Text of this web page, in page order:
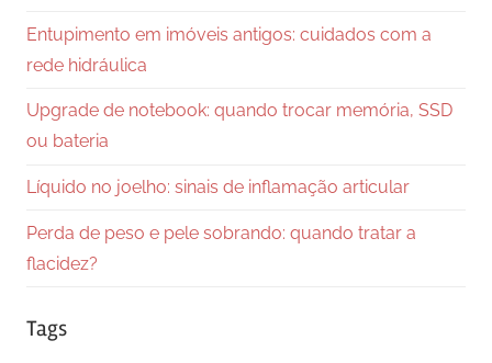
Entupimento em imóveis antigos: cuidados com a
rede hidráulica
Upgrade de notebook: quando trocar memória, SSD
ou bateria
Líquido no joelho: sinais de inflamação articular
Perda de peso e pele sobrando: quando tratar a
flacidez?
Tags